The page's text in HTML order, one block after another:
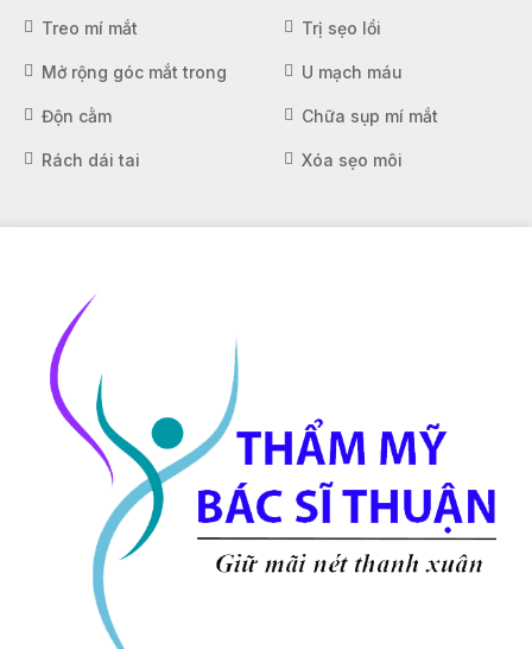
Treo mí mắt Trị sẹo lồi
Mở rộng góc mắt trong U mạch máu
Độn cằm Chữa sụp mí mắt
Rách dái tai Xóa sẹo môi